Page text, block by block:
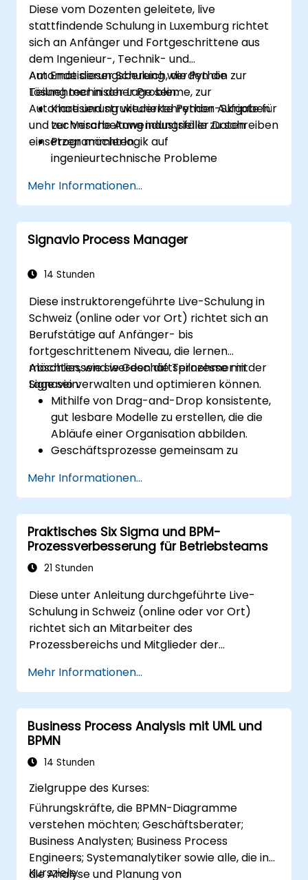
Diese vom Dozenten geleitete, live
stattfindende Schulung in Luxemburg richtet
sich an Anfänger und Fortgeschrittene aus
dem Ingenieur-, Technik- und
Automatisierungsbereich, die Python zur
Lösung technischer Probleme, zur
Automatisierung wiederkehrender Aufgaben
und zur Verarbeitung industrieller Daten
einsetzen möchten.
Am Ende dieser Schulung werden die
Teilnehmer in der Lage sein:
Klare und strukturierte Python-Skripte für
technische Anwendungsfälle zu schreiben
Programmierlogik auf
ingenieurtechnische Probleme
Python zur Verarbeitung von Daten aus
CSV-Dateien, Protokollen und
Textdateien zu nutzen
Wiederkehrende ingenieur- und
Arbeitsabläufe zu automatisieren
Mehr Informationen...
Signavio Process Manager
14 Stunden
Diese instruktorengeführte Live-Schulung in
Schweiz (online oder vor Ort) richtet sich an
Berufstätige auf Anfänger- bis
fortgeschrittenem Niveau, die lernen
möchten, wie sie Geschäftsprozesse mit
Signavio verwalten und optimieren können.
Abschliessend werden die Teilnehmer in der
Lage sein:
Mithilfe von Drag-and-Drop konsistente,
gut lesbare Modelle zu erstellen, die die
Abläufe einer Organisation abbilden.
Geschäftsprozesse gemeinsam zu
simulieren.
Signavio einzusetzen, um die Einhaltung
von Prozessvorgaben sicherzustellen.
Signavio zur Optimierung der
Geschäftsleistung zu nutzen.
Mehr Informationen...
Praktisches Six Sigma und BPM-
Prozessverbesserung für Betriebsteams
21 Stunden
Diese unter Anleitung durchgeführte Live-
Schulung in Schweiz (online oder vor Ort)
richtet sich an Mitarbeiter des
Prozessbereichs und Mitglieder der
zur Prozessverbesserung mit Six-Prinzipien
und BPMN 2.0-Modellierung beherrschen
möchten.
Mehr Informationen...
Business Process Analysis mit UML und
BPMN
14 Stunden
Zielgruppe des Kurses:
Führungskräfte, die BPMN-Diagramme
verstehen möchten; Geschäftsberater;
Business Analysten; Business Process
Engineers; Systemanalytiker sowie alle, die in
die Analyse und Planung von
Kursziele: